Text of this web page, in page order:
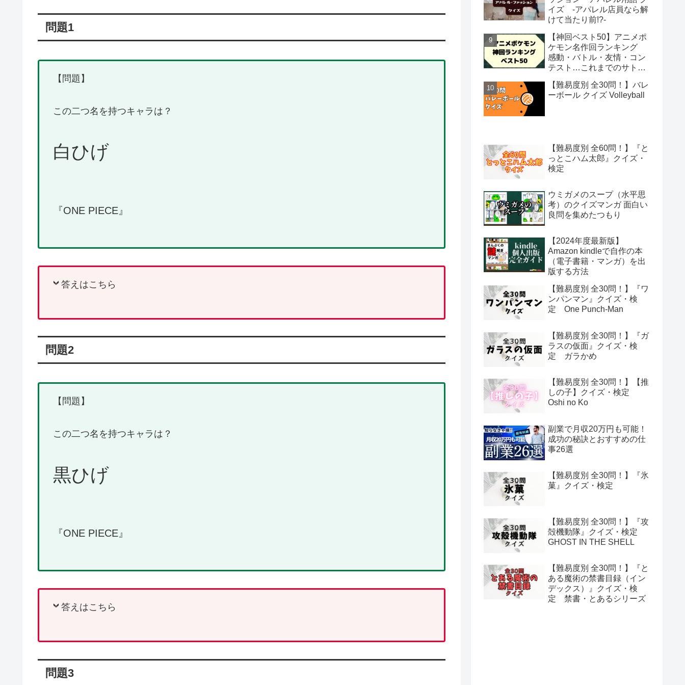
問題1
【問題】
この二つ名を持つキャラは？
白ひげ
『ONE PIECE』
答えはこちら
問題2
【問題】
この二つ名を持つキャラは？
黒ひげ
『ONE PIECE』
答えはこちら
問題3
イズ -アパレル店員なら解
けて当たり前!?-
【神回ベスト50】アニメポ
ケモン名作回ランキング
感動・バトル・友情・コン
テスト…これまでのサトシ
話を選出
【難易度別 全30問！】バレ
ーボール クイズ Volleyball
【難易度別 全60問！】『と
っとこハム太郎』クイズ・
検定
ウミガメのスープ（水平思
考）のクイズマンガ 面白い
良問を集めたつもり
【2024年度最新版】
Amazon kindleで自作の本
（電子書籍・マンガ）を出
版する方法
【難易度別 全30問！】『ワ
ンパンマン』クイズ・検
定 One Punch-Man
【難易度別 全30問！】『ガ
ラスの仮面』クイズ・検
定 ガラかめ
【難易度別 全30問！】【推
しの子】クイズ・検定
Oshi no Ko
副業で月収20万円も可能！
成功の秘訣とおすすめの仕
事26選
【難易度別 全30問！】『氷
菓』クイズ・検定
【難易度別 全30問！】『攻
殻機動隊』クイズ・検定
GHOST IN THE SHELL
【難易度別 全30問！】『と
ある魔術の禁書目録（イン
デックス）』クイズ・検
定 禁書・とあるシリーズ